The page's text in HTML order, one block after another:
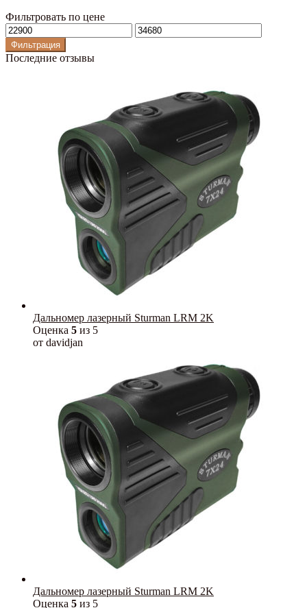
Фильтровать по цене
Минимальная
цена
Максимальная
цена
Фильтрация
Последние отзывы
Дальномер лазерный Sturman LRM 2K
Оценка 5 из 5
от davidjan
Дальномер лазерный Sturman LRM 2K
Оценка 5 из 5